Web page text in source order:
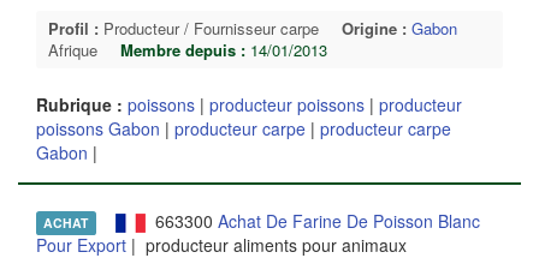
Profil : Producteur / Fournisseur carpe Origine : Gabon
Afrique
Membre depuis : 14/01/2013
Rubrique : poissons | producteur poissons | producteur
poissons Gabon | producteur carpe | producteur carpe
Gabon |
ACHAT 663300 Achat De Farine De Poisson Blanc
Pour Export | producteur aliments pour animaux